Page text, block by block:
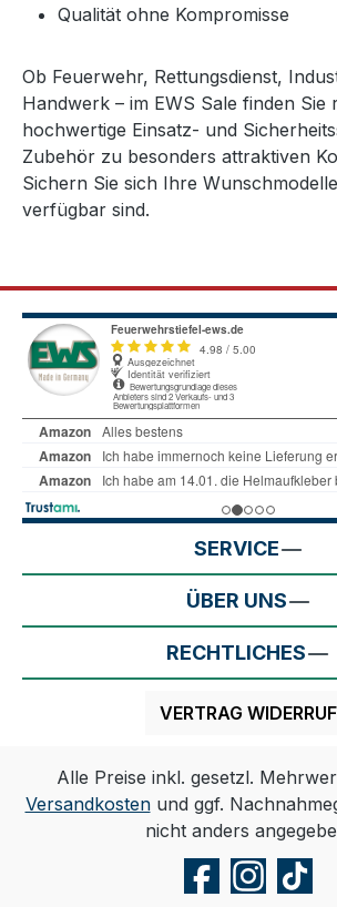
Qualität ohne Kompromisse
Ob Feuerwehr, Rettungsdienst,
Handwerk – im EWS Sale finden Sie
hochwertige Einsatz- und
Zubehör zu besonders attraktiven
Sichern Sie sich Ihre
verfügbar sind.
SERVICE
ÜBER UNS
RECHTLICHES
VERTRAG
Alle Preise inkl. gesetzl.
Versandkostenund ggf.
nicht anders